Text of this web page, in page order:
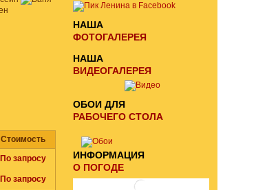
Стоимость
По запросу
По запросу
НАША
ФОТОГАЛЕРЕЯ
НАША
ВИДЕОГАЛЕРЕЯ
ОБОИ ДЛЯ
РАБОЧЕГО СТОЛА
ИНФОРМАЦИЯ
О ПОГОДЕ